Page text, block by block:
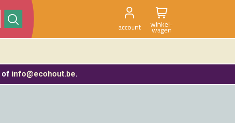
account winkel-
wagen
of info@ecohout.be.